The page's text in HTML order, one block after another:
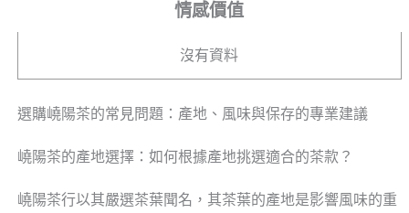
情感價值
沒有資料
選購嶢陽茶的常見問題：產地、風味與保存的專業建議
嶢陽茶的產地選擇：如何根據產地挑選適合的茶款？
嶢陽茶行以其嚴選茶葉聞名，其茶葉的產地是影響風味的重